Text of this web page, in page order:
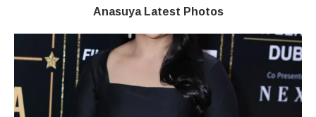
Anasuya Latest Photos